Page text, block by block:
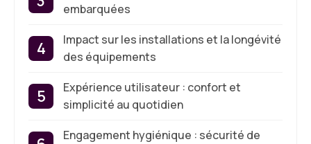
embarquées
Impact sur les installations et la longévité
des équipements
Expérience utilisateur : confort et
simplicité au quotidien
Engagement hygiénique : sécurité de